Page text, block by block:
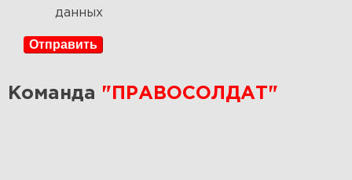
данных
Отправить
Команда "ПРАВОСОЛДАТ"